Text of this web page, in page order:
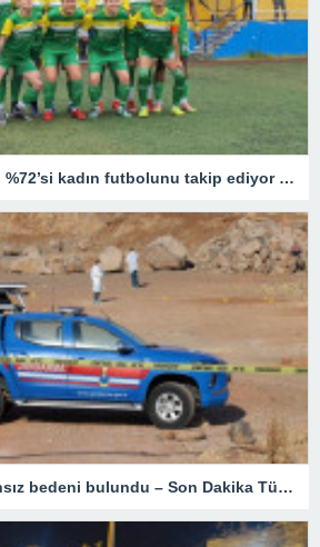
Futbol taraftarlarının %72’si kadın futbolunu takip ediyor – Son Dakika Spor Haberleri
Kilis’te 2 kadının cansız bedeni bulundu – Son Dakika Türkiye Haberleri